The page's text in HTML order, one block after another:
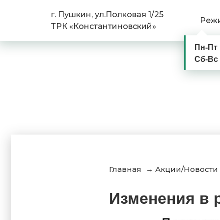
г. Пушкин, ул.Полковая 1/25
ТРК «Константиновский»
Пн-Пт
Сб-Вс
Главная → Акции/Новости
Изменения в